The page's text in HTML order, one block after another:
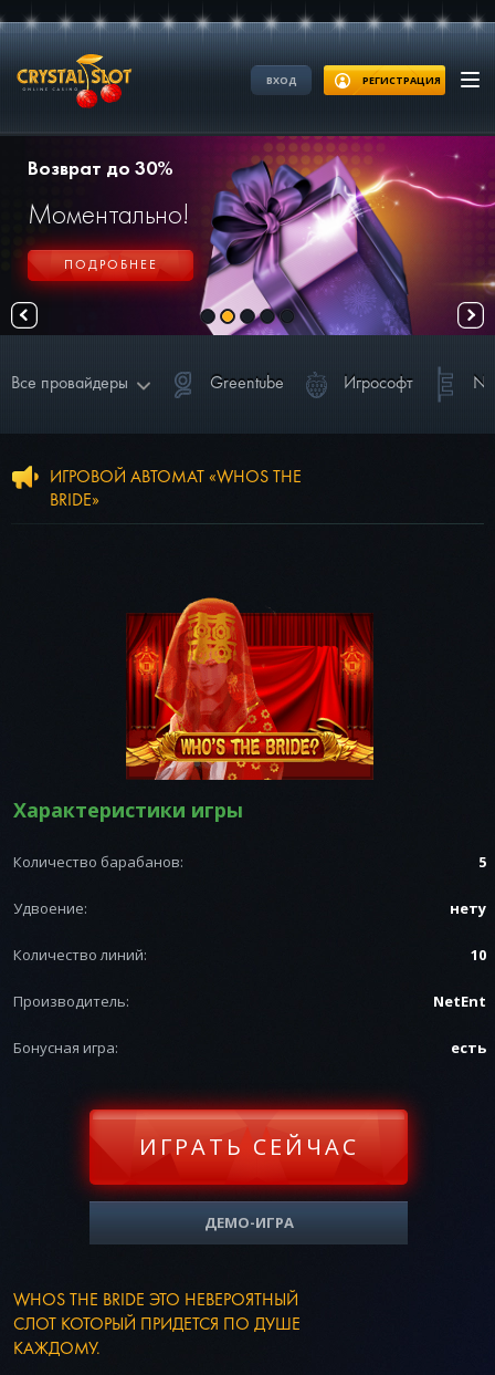
ВХОД РЕГИСТРАЦИЯ
Возврат до 30%
Моментально!
ПОДРОБНЕЕ
Все провайдеры Greentube Игрософт
PragmaticPlay
Belatra
ИГРОВОЙ АВТОМАТ «WHOS THE
BRIDE»
Характеристики игры
Количество барабанов: 5
Удвоение: нету
Количество линий: 10
Производитель: NetEnt
Бонусная игра: есть
ИГРАТЬ СЕЙЧАС
ДЕМО-ИГРА
WHOS THE BRIDE ЭТО НЕВЕРОЯТНЫЙ
СЛОТ КОТОРЫЙ ПРИДЕТСЯ ПО ДУШЕ
КАЖДОМУ.